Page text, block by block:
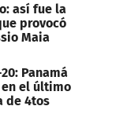
así fue la
provocó
Maia
Panamá
el último
de 4tos